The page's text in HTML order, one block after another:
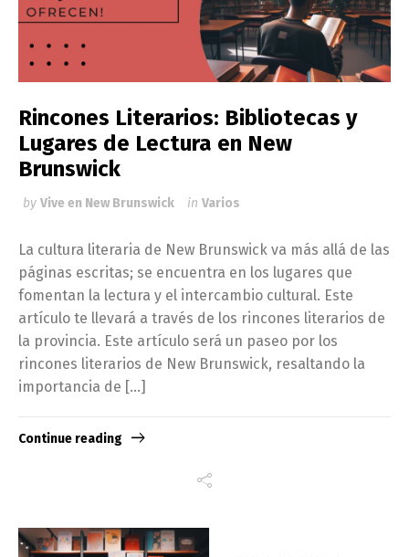
Rincones Literarios: Bibliotecas y
Lugares de Lectura en New
Brunswick
by Vive en New Brunswick in Varios
La cultura literaria de New Brunswick va más allá de las
páginas escritas; se encuentra en los lugares que
fomentan la lectura y el intercambio cultural. Este
artículo te llevará a través de los rincones literarios de
la provincia. Este artículo será un paseo por los
rincones literarios de New Brunswick, resaltando la
importancia de […]
Continue reading